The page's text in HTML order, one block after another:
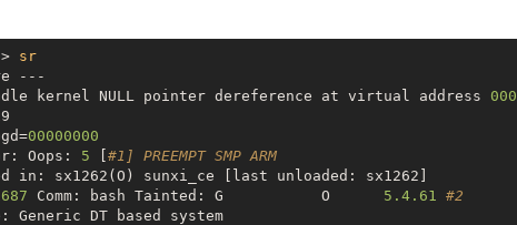
sr
---
kernel NULL pointer dereference at virtual address
00000000
Oops: 5 [#1] PREEMPT SMP ARM
in: sx1262(O) sunxi_ce [last unloaded: sx1262]
Comm: bash Tainted: G           O 5.4 .61
#2
Generic DT based system